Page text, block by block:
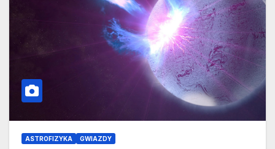
ASTROFIZYKA GWIAZDY